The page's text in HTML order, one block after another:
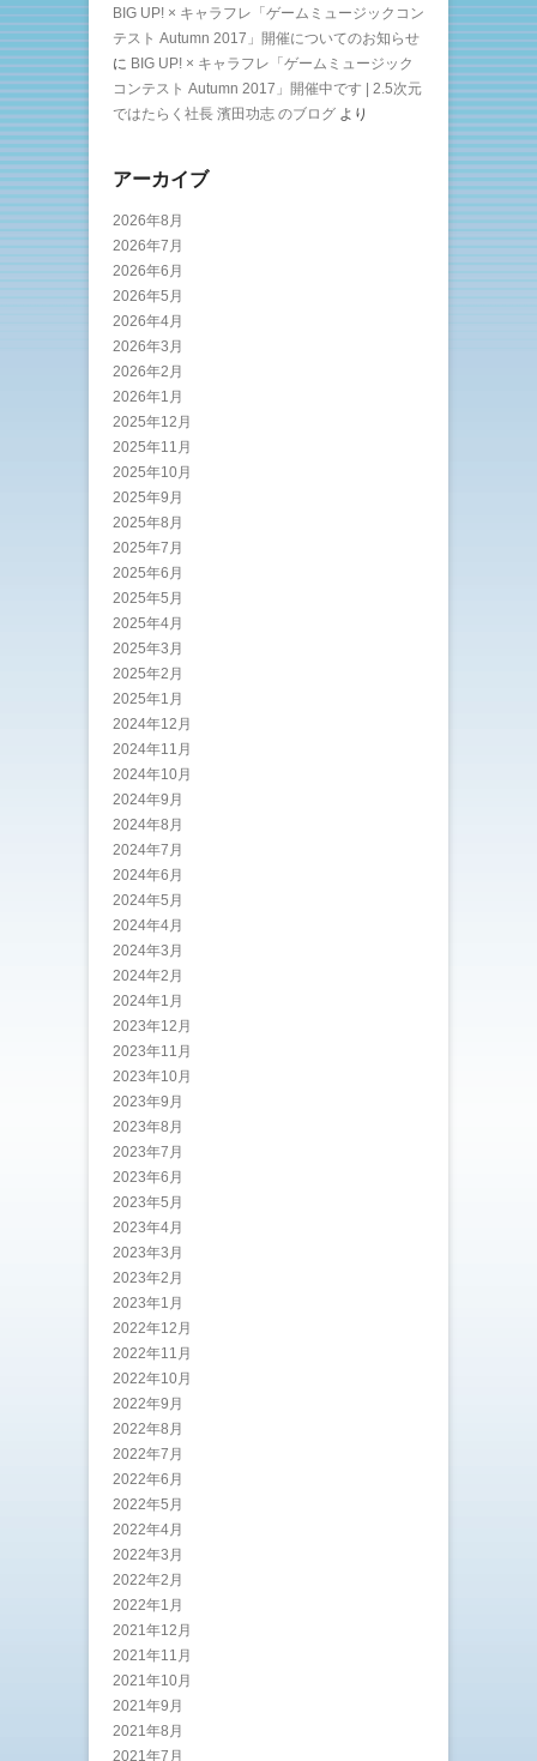
BIG UP! × キャラフレ「ゲームミュージックコン
テスト Autumn 2017」開催についてのお知らせ
に BIG UP! × キャラフレ「ゲームミュージック
コンテスト Autumn 2017」開催中です | 2.5次元
ではたらく社長 濱田功志 のブログ より
アーカイブ
2026年8月
2026年7月
2026年6月
2026年5月
2026年4月
2026年3月
2026年2月
2026年1月
2025年12月
2025年11月
2025年10月
2025年9月
2025年8月
2025年7月
2025年6月
2025年5月
2025年4月
2025年3月
2025年2月
2025年1月
2024年12月
2024年11月
2024年10月
2024年9月
2024年8月
2024年7月
2024年6月
2024年5月
2024年4月
2024年3月
2024年2月
2024年1月
2023年12月
2023年11月
2023年10月
2023年9月
2023年8月
2023年7月
2023年6月
2023年5月
2023年4月
2023年3月
2023年2月
2023年1月
2022年12月
2022年11月
2022年10月
2022年9月
2022年8月
2022年7月
2022年6月
2022年5月
2022年4月
2022年3月
2022年2月
2022年1月
2021年12月
2021年11月
2021年10月
2021年9月
2021年8月
2021年7月